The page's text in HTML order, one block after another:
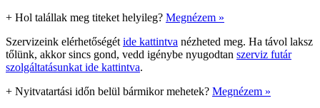
+ Hol talállak meg titeket helyileg? Megnézem »
Szervizeink elérhetőségét ide kattintva nézheted meg. Ha távol laksz
tőlünk, akkor sincs gond, vedd igénybe nyugodtan szerviz futár
szolgáltatásunkat ide kattintva.
+ Nyitvatartási időn belül bármikor mehetek? Megnézem »